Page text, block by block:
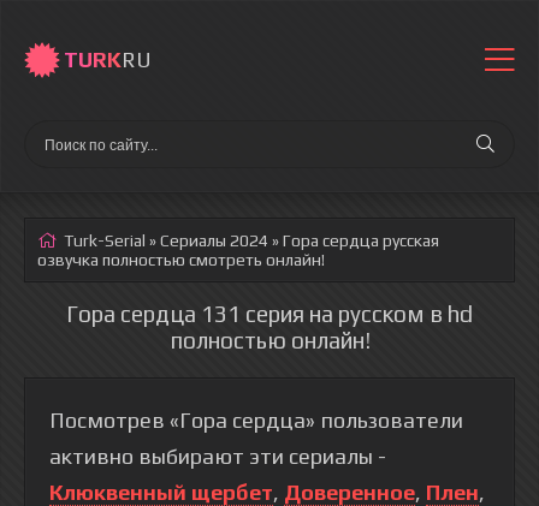
TURKRU
Turk-Serial »Сериалы 2024 » Гора сердца русская
озвучка полностью смотреть онлайн!
Гора сердца 131 серия на русском в hd
полностью онлайн!
Посмотрев «Гора сердца» пользователи
активно выбирают эти сериалы -
Клюквенный щербет, Доверенное, Плен,